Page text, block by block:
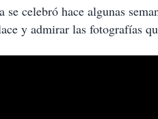
se celebró hace algunas
y admirar las fotografías